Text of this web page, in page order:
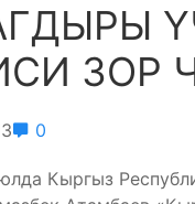
ЗОР
0
Кыргыз